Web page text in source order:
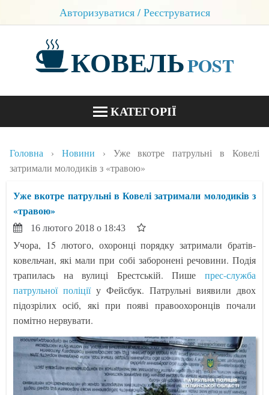
Авторизуватися / Реєструватися
КОВЕЛЬPOST
КАТЕГОРІЇ
БЛОГИ
КОНТАКТИ
Головна Новини
Уже вкотре патрульні в Ковелі
затримали молодиків з «травою»
Уже вкотре патрульні в Ковелі затримали молодиків з
«травою»
16 лютого 2018 о 18:43
Учора, 15 лютого, охоронці порядку затримали братів-
ковельчан, які мали при собі заборонені речовини. Подія
трапилась на вулиці Брестській. Пише прес-служба
патрульної поліціїу Фейсбук. Патрульні виявили двох
підозрілих осіб, які при появі правоохоронців почали
помітно нервувати.